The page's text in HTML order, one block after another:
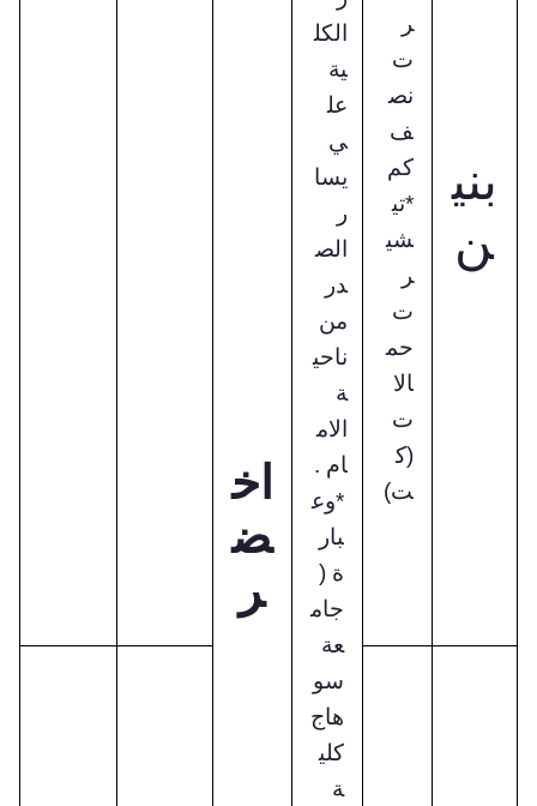
بني
ن
ر
ت
نص
ف
كم
*تي
شي
ر
ت
حم
الا
ت
(ك
ت)
الكل
ية
عل
ي
يسا
ر
الص
در
من
ناحي
ة
الام
ام .
*وع
بار
ة (
جام
عة
سو
هاج
كلي
ة
اخ
ض
ر